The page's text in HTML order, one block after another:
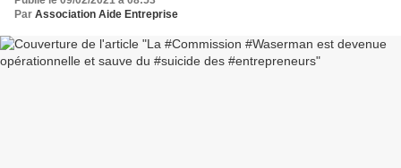
Par Association Aide Entreprise